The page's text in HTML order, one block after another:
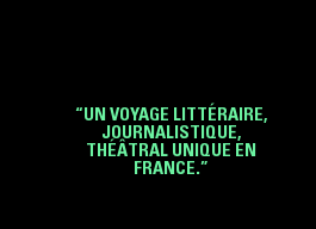
“UN VOYAGE LITTÉRAIRE,
JOURNALISTIQUE,
THÉÂTRAL UNIQUE EN
FRANCE.”